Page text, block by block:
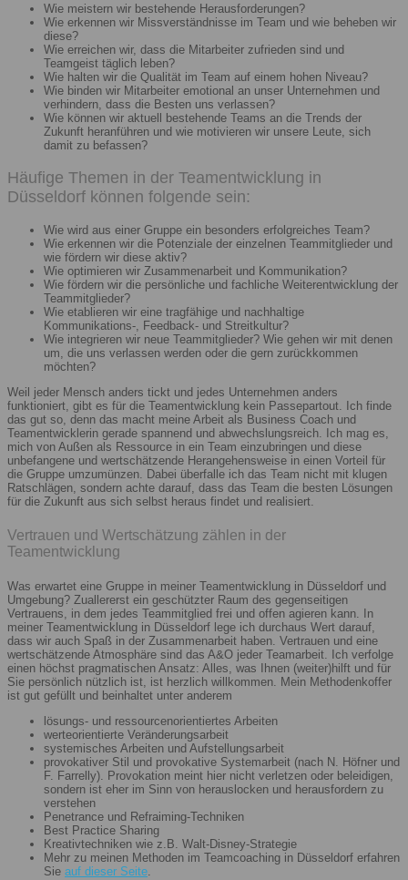
Wie meistern wir bestehende Herausforderungen?
Wie erkennen wir Missverständnisse im Team und wie beheben wir
diese?
Wie erreichen wir, dass die Mitarbeiter zufrieden sind und
Teamgeist täglich leben?
Wie halten wir die Qualität im Team auf einem hohen Niveau?
Wie binden wir Mitarbeiter emotional an unser Unternehmen und
verhindern, dass die Besten uns verlassen?
Wie können wir aktuell bestehende Teams an die Trends der
Zukunft heranführen und wie motivieren wir unsere Leute, sich
damit zu befassen?
Häufige Themen in der Teamentwicklung in
Düsseldorf können folgende sein:
Wie wird aus einer Gruppe ein besonders erfolgreiches Team?
Wie erkennen wir die Potenziale der einzelnen Teammitglieder und
wie fördern wir diese aktiv?
Wie optimieren wir Zusammenarbeit und Kommunikation?
Wie fördern wir die persönliche und fachliche Weiterentwicklung der
Teammitglieder?
Wie etablieren wir eine tragfähige und nachhaltige
Kommunikations-, Feedback- und Streitkultur?
Wie integrieren wir neue Teammitglieder? Wie gehen wir mit denen
um, die uns verlassen werden oder die gern zurückkommen
möchten?
Weil jeder Mensch anders tickt und jedes Unternehmen anders
funktioniert, gibt es für die Teamentwicklung kein Passepartout. Ich finde
das gut so, denn das macht meine Arbeit als Business Coach und
Teamentwicklerin gerade spannend und abwechslungsreich. Ich mag es,
mich von Außen als Ressource in ein Team einzubringen und diese
unbefangene und wertschätzende Herangehensweise in einen Vorteil für
die Gruppe umzumünzen. Dabei überfalle ich das Team nicht mit klugen
Ratschlägen, sondern achte darauf, dass das Team die besten Lösungen
für die Zukunft aus sich selbst heraus findet und realisiert.
Vertrauen und Wertschätzung zählen in der
Teamentwicklung
Was erwartet eine Gruppe in meiner Teamentwicklung in Düsseldorf und
Umgebung? Zuallererst ein geschützter Raum des gegenseitigen
Vertrauens, in dem jedes Teammitglied frei und offen agieren kann. In
meiner Teamentwicklung in Düsseldorf lege ich durchaus Wert darauf,
dass wir auch Spaß in der Zusammenarbeit haben. Vertrauen und eine
wertschätzende Atmosphäre sind das A&O jeder Teamarbeit. Ich verfolge
einen höchst pragmatischen Ansatz: Alles, was Ihnen (weiter)hilft und für
Sie persönlich nützlich ist, ist herzlich willkommen. Mein Methodenkoffer
ist gut gefüllt und beinhaltet unter anderem
lösungs- und ressourcenorientiertes Arbeiten
werteorientierte Veränderungsarbeit
systemisches Arbeiten und Aufstellungsarbeit
provokativer Stil und provokative Systemarbeit (nach N. Höfner und
F. Farrelly). Provokation meint hier nicht verletzen oder beleidigen,
sondern ist eher im Sinn von herauslocken und herausfordern zu
verstehen
Penetrance und Refraiming-Techniken
Best Practice Sharing
Kreativtechniken wie z.B. Walt-Disney-Strategie
Mehr zu meinen Methoden im Teamcoaching in Düsseldorf erfahren
Sie auf dieser Seite.